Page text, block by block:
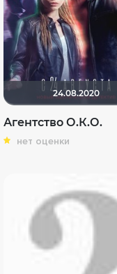
24.08.2020
Агентство О.К.О.
нет оценки